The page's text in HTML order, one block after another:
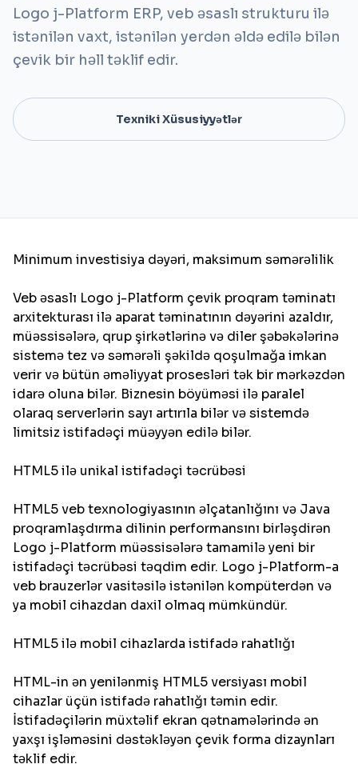
Logo j-Platform ERP, veb əsaslı strukturu ilə
istənilən vaxt, istənilən yerdən əldə edilə bilən
çevik bir həll təklif edir.
Texniki Xüsusiyyətlər
Minimum investisiya dəyəri, maksimum səmərəlilik
Veb əsaslı Logo j-Platform çevik proqram təminatı
arxitekturası ilə aparat təminatının dəyərini azaldır,
müəssisələrə, qrup şirkətlərinə və diler şəbəkələrinə
sistemə tez və səmərəli şəkildə qoşulmağa imkan
verir və bütün əməliyyat prosesləri tək bir mərkəzdən
idarə oluna bilər. Biznesin böyüməsi ilə paralel
olaraq serverlərin sayı artırıla bilər və sistemdə
limitsiz istifadəçi müəyyən edilə bilər.
HTML5 ilə unikal istifadəçi təcrübəsi
HTML5 veb texnologiyasının əlçatanlığını və Java
proqramlaşdırma dilinin performansını birləşdirən
Logo j-Platform müəssisələrə tamamilə yeni bir
istifadəçi təcrübəsi təqdim edir. Logo j-Platform-a
veb brauzerlər vasitəsilə istənilən kompüterdən və
ya mobil cihazdan daxil olmaq mümkündür.
HTML5 ilə mobil cihazlarda istifadə rahatlığı
HTML-in ən yenilənmiş HTML5 versiyası mobil
cihazlar üçün istifadə rahatlığı təmin edir.
İstifadəçilərin müxtəlif ekran qətnamələrində ən
yaxşı işləməsini dəstəkləyən çevik forma dizaynları
təklif edir.